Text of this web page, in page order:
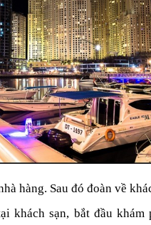
hàng. Sau đó đoàn về
khách sạn, bắt đầu